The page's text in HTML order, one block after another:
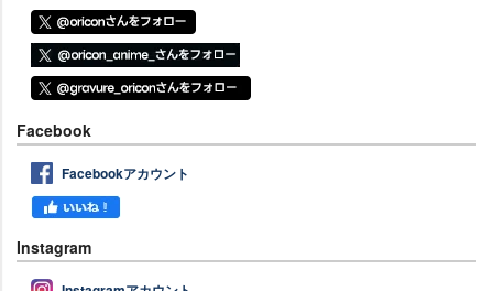
Facebook
Facebookアカウント
Instagram